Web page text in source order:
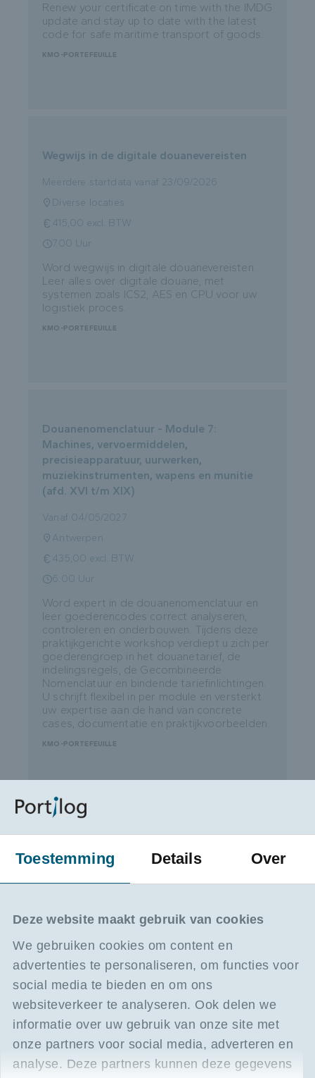
Toestemming Details Over
Deze website maakt gebruik van cookies
We gebruiken cookies om content en
advertenties te personaliseren, om functies voor
social media te bieden en om ons
websiteverkeer te analyseren. Ook delen we
informatie over uw gebruik van onze site met
onze partners voor social media, adverteren en
analyse. Deze partners kunnen deze gegevens
Renew your certificate on time with the IMDG
update and stay up to date with the latest
code for safe maritime transport of goods.
KMO-PORTEFEUILLE
Wegwijs in de digitale douanevereisten
Meerdere startdata vanaf 23/09/2026
Diverse locaties
415,00 excl. BTW
7.00 Uur
Word wegwijs in digitale douanevereisten.
Leer alles over digitale douane, met
systemen zoals ICS2, AES en CPU voor uw
logistiek proces.
KMO-PORTEFEUILLE
Douanenomenclatuur - Module 7:
Machines, vervoermiddelen,
precisieapparatuur, uurwerken,
muziekinstrumenten, wapens en munitie
(afd. XVI t/m XIX)
Vanaf 04/05/2027
Antwerpen
435,00 excl. BTW
6.00 Uur
Word expert in de douanenomenclatuur en
leer goederencodes correct analyseren,
controleren en onderbouwen. Tijdens deze
praktijkgerichte workshop verdiept u zich per
goederengroep in het douanetarief, de
indelingsregels, de Gecombineerde
Nomenclatuur en bindende tariefinlichtingen.
U schrijft flexibel in per module en versterkt
uw expertise aan de hand van concrete
cases, documentatie en praktijkvoorbeelden.
KMO-PORTEFEUILLE
Zeebrugge
Vanaf 27/08/2026
395,00 excl. BTW
7.00 Uur
Ontdek de haven van Zeebrugge tijdens een
intensieve studiedag met exclusieve
bedrijfsbezoeken, praktijkgerichte inzichten en
ontmoetingen met experten uit de sector.